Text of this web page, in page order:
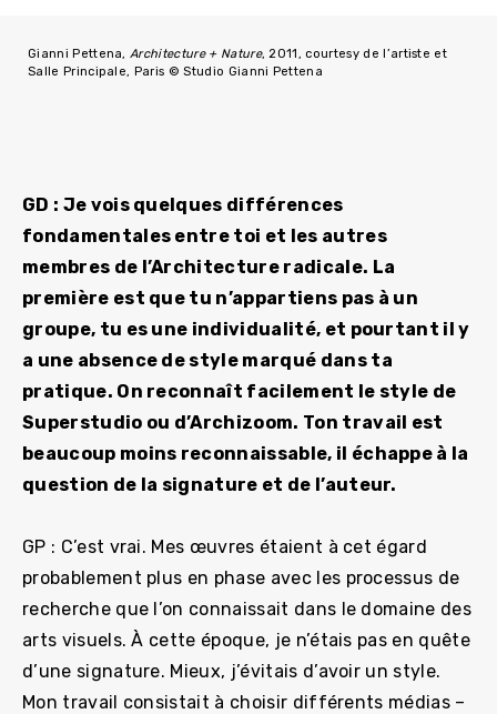
Gianni Pettena,Architecture + Nature, 2011, courtesy de l’artiste et
Salle Principale, Paris © Studio Gianni Pettena
GD : Je vois quelques différences
fondamentales entre toi et les autres
membres de l’Architecture radicale. La
première est que tu n’appartiens pas à un
groupe, tu es une individualité, et pourtant il y
a une absence de style marqué dans ta
pratique. On reconnaît facilement le style de
Superstudio ou d’Archizoom. Ton travail est
beaucoup moins reconnaissable, il échappe à la
question de la signature et de l’auteur.
GP : C’est vrai. Mes œuvres étaient à cet égard
probablement plus en phase avec les processus de
recherche que l’on connaissait dans le domaine des
arts visuels. À cette époque, je n’étais pas en quête
d’une signature. Mieux, j’évitais d’avoir un style.
Mon travail consistait à choisir différents médias –